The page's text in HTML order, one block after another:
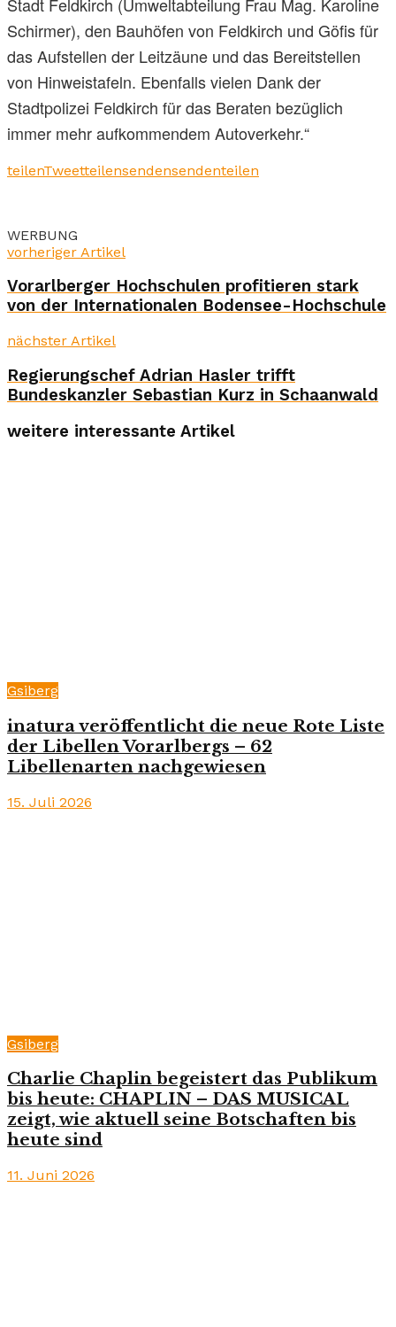
Schirmer), den Bauhöfen von Feldkirch und Göfis für
das Aufstellen der Leitzäune und das Bereitstellen
von Hinweistafeln. Ebenfalls vielen Dank der
Stadtpolizei Feldkirch für das Beraten bezüglich
immer mehr aufkommendem Autoverkehr.“
teilenTweetteilensendensendenteilen
WERBUNG
vorheriger Artikel
Vorarlberger Hochschulen profitieren stark
von der Internationalen Bodensee-Hochschule
nächster Artikel
Regierungschef Adrian Hasler trifft
Bundeskanzler Sebastian Kurz in Schaanwald
weitere interessante Artikel
Gsiberg
inatura veröffentlicht die neue Rote Liste
der Libellen Vorarlbergs – 62
Libellenarten nachgewiesen
15. Juli 2026
Gsiberg
Charlie Chaplin begeistert das Publikum
bis heute: CHAPLIN – DAS MUSICAL
zeigt, wie aktuell seine Botschaften bis
heute sind
11. Juni 2026